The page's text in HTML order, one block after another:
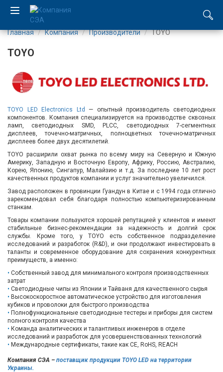
Компания
Каталог
Производство
Услуги
Вход/
авторизация
Производители
Контакты
Доставка
Тех.
поддержка
Главная Компания Производители TOYO
TOYO
TOYO LED Electronics Ltd
— опытный производитель светодиодных
компонентов. Компания специализируется на производстве сквозных
ламп, светодиодных SMD, PLCC, светодиодных 7-сегментных
дисплеев, точечно-матричных, полноцветных точечно-матричных
дисплеев более двух десятилетий.
TOYO расширили охват рынка по всему миру на Северную и Южную
Америку, Западную и Восточную Европу, Африку, Россию, Австралию,
Корею, Японию, Сингапур, Малайзию и т.д. За последние 10 лет рост
качественных продуктов компании и услуг значительно увеличился.
Завод расположен в провинции Гуандун в Китае и с 1994 года отлично
зарекомендовал себя благодаря полностью компьютеризированным
станкам.
Товары компании пользуются хорошей репутацией у клиентов и имеют
стабильные бизнес-рекомендации за надежность и долгий срок
службы. Кроме того, у TOYO есть собственное подразделение
исследований и разработок (R&D), и они продолжают инвестировать в
таланты и современное оборудование для сохранения конкурентных
преимуществ, а именно:
Собственный завод для минимального контроля производственных
затрат
Светодиодные чипы из Японии и Тайваня для качественного сырья
Высокоскоростное автоматическое устройство для изготовления
кубиков и проволоки для быстрого производства
Полнофункциональные светодиодные тестеры и приборы для систем
полного контроля качества
Команда аналитических и талантливых инженеров в отделе
исследований и разработок для усовершенствованных технологий
Международные сертификаты, такие как CE, RoHS, REACH
Компания СЭА – поставщик продукции TOYO LED на территории
Украины.